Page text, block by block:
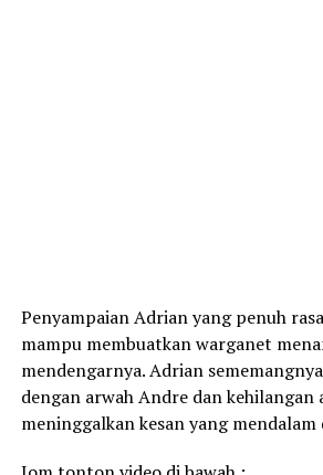
Penyampaian Adrian yang penuh
mampu membuatkan warganet
mendengarnya. Adrian
dengan arwah Andre dan kehilangan
meninggalkan kesan yang